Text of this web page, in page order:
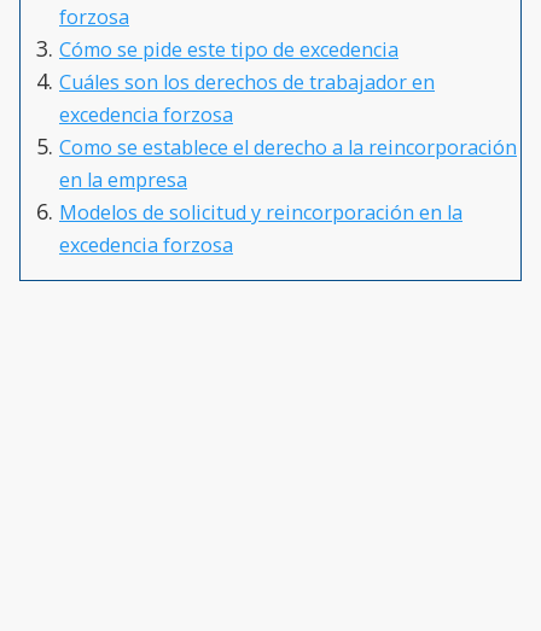
forzosa
Cómo se pide este tipo de excedencia
Cuáles son los derechos de trabajador en
excedencia forzosa
Como se establece el derecho a la reincorporación
en la empresa
Modelos de solicitud y reincorporación en la
excedencia forzosa